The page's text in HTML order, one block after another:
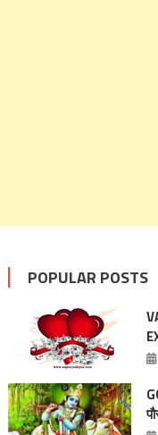
POPULAR POSTS